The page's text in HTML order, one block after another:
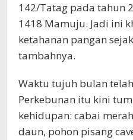
142/Tatag pada tahun
1418 Mamuju. Jadi ini
ketahanan pangan
tambahnya.
Waktu tujuh bulan
Perkebunan itu kini
kehidupan: cabai
daun, pohon pisang